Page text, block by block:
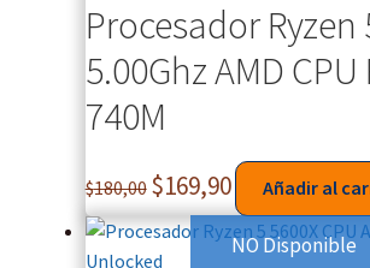
Procesador Ryzen
5.00Ghz AMD
740M
$180,00 $169,90 Añadir al
NO Disponible